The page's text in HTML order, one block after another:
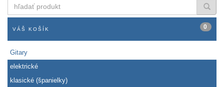
produkt
VÁŠ KOŠÍK 0
Gitary
elektrické
klasické (španielky)